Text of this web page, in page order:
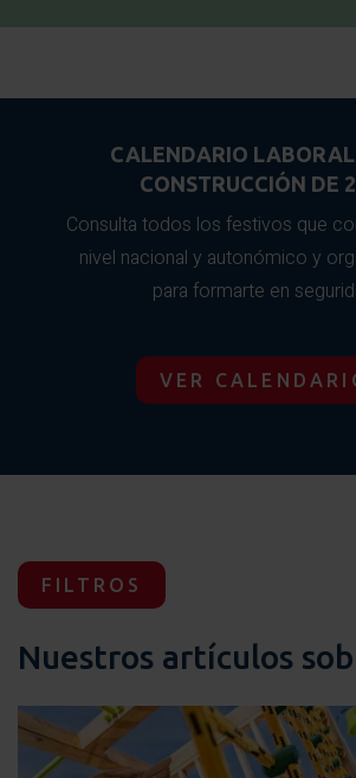
CALENDARIO
CONSTRUCCIÓN DE
Consulta todos los festivos que
nivel nacional y autonómico y
para formarte en
VER
Nuestros artículos
FILTROS